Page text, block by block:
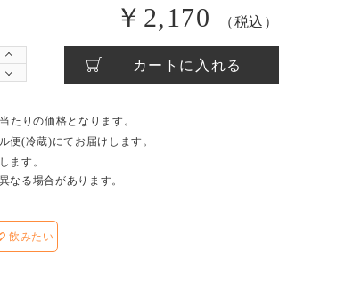
￥2,170 （税込）
カートに入れる
たりの価格となります。
便(冷蔵)にてお届けします。
ます。
なる場合があります。
飲みたい